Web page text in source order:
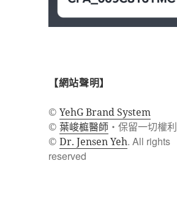
【網站聲明】
©YehG Brand System
©葉峻榳醫師 ・保留一切權利
©Dr. Jensen Yeh. All rights
reserved